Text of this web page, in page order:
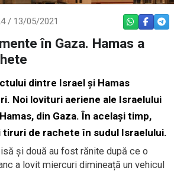
/ 13/05/2021 WHATSAPP
în Gaza. Hamas a
dintre Israel și Hamas
Noi lovituri aeriene ale Israelului
din Gaza. În același timp,
tiruri de rachete în sudul Israelului.
și două au fost rănite după ce o
a lovit miercuri dimineață un vehicul